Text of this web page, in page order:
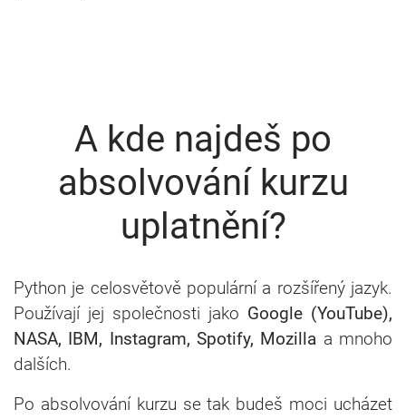
A kde najdeš po
absolvování kurzu
uplatnění?
Python je celosvětově populární a rozšířený jazyk.
Používají jej společnosti jako Google (YouTube),
NASA, IBM, Instagram, Spotify, Mozilla a mnoho
dalších.
Po absolvování kurzu se tak budeš moci ucházet